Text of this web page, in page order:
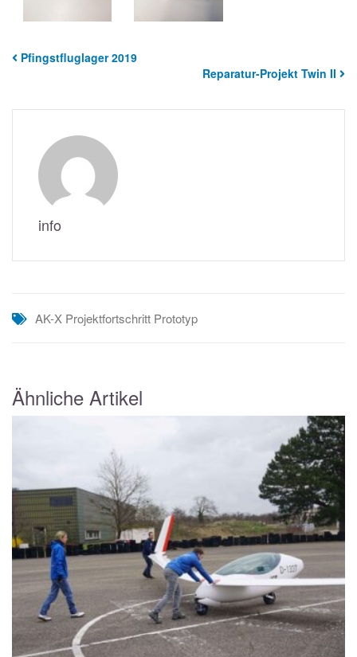
Pfingstfluglager 2019
Reparatur-Projekt Twin II
info
AK-X Projektfortschritt Prototyp
Ähnliche Artikel